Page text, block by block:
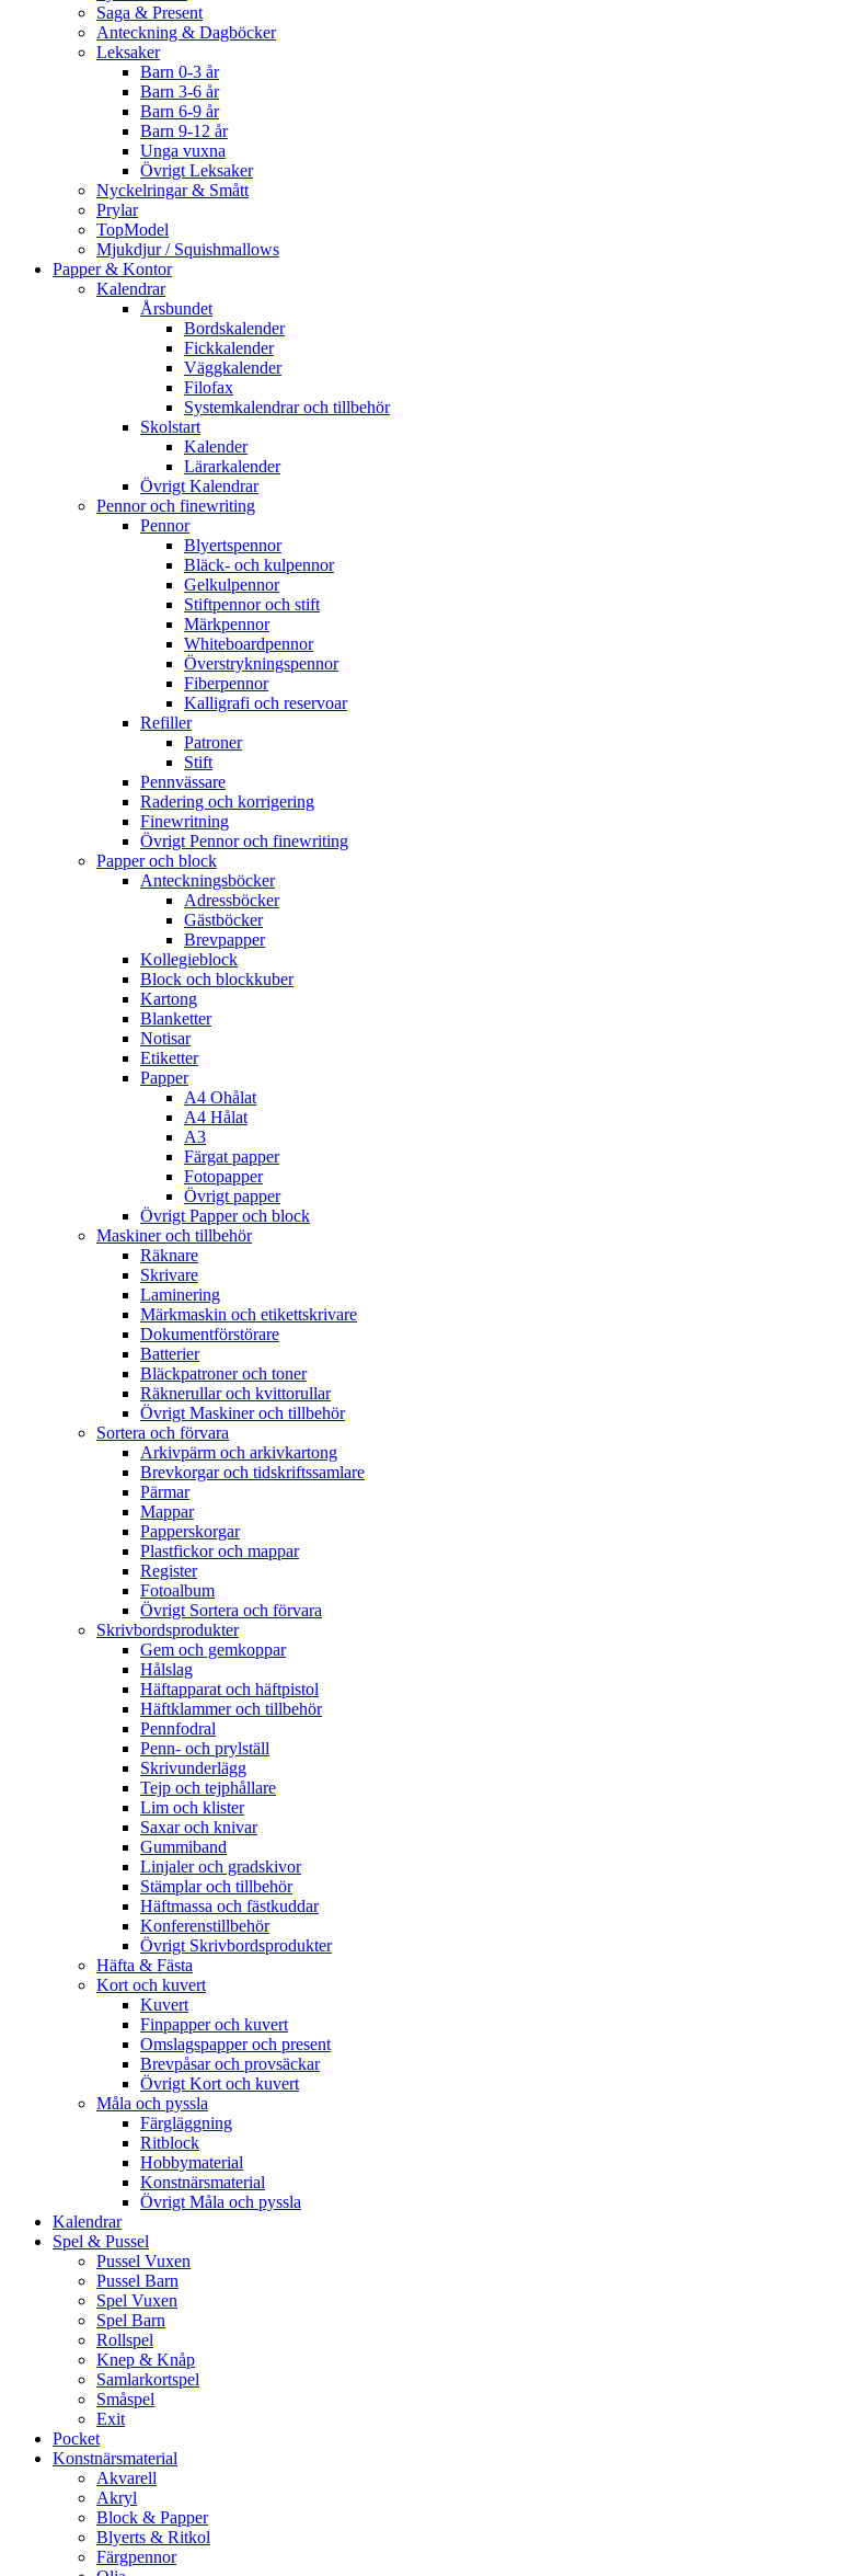
Saga & Present
Anteckning & Dagböcker
Leksaker
Barn 0-3 år
Barn 3-6 år
Barn 6-9 år
Barn 9-12 år
Unga vuxna
Övrigt Leksaker
Nyckelringar & Smått
Prylar
TopModel
Mjukdjur / Squishmallows
Papper & Kontor
Kalendrar
Årsbundet
Bordskalender
Fickkalender
Väggkalender
Filofax
Systemkalendrar och tillbehör
Skolstart
Kalender
Lärarkalender
Övrigt Kalendrar
Pennor och finewriting
Pennor
Blyertspennor
Bläck- och kulpennor
Gelkulpennor
Stiftpennor och stift
Märkpennor
Whiteboardpennor
Överstrykningspennor
Fiberpennor
Kalligrafi och reservoar
Refiller
Patroner
Stift
Pennvässare
Radering och korrigering
Finewritning
Övrigt Pennor och finewriting
Papper och block
Anteckningsböcker
Adressböcker
Gästböcker
Brevpapper
Kollegieblock
Block och blockkuber
Kartong
Blanketter
Notisar
Etiketter
Papper
A4 Ohålat
A4 Hålat
A3
Färgat papper
Fotopapper
Övrigt papper
Övrigt Papper och block
Maskiner och tillbehör
Räknare
Skrivare
Laminering
Märkmaskin och etikettskrivare
Dokumentförstörare
Batterier
Bläckpatroner och toner
Räknerullar och kvittorullar
Övrigt Maskiner och tillbehör
Sortera och förvara
Arkivpärm och arkivkartong
Brevkorgar och tidskriftssamlare
Pärmar
Mappar
Papperskorgar
Plastfickor och mappar
Register
Fotoalbum
Övrigt Sortera och förvara
Skrivbordsprodukter
Gem och gemkoppar
Hålslag
Häftapparat och häftpistol
Häftklammer och tillbehör
Pennfodral
Penn- och prylställ
Skrivunderlägg
Tejp och tejphållare
Lim och klister
Saxar och knivar
Gummiband
Linjaler och gradskivor
Stämplar och tillbehör
Häftmassa och fästkuddar
Konferenstillbehör
Övrigt Skrivbordsprodukter
Häfta & Fästa
Kort och kuvert
Kuvert
Finpapper och kuvert
Omslagspapper och present
Brevpåsar och provsäckar
Övrigt Kort och kuvert
Måla och pyssla
Färgläggning
Ritblock
Hobbymaterial
Konstnärsmaterial
Övrigt Måla och pyssla
Kalendrar
Spel & Pussel
Pussel Vuxen
Pussel Barn
Spel Vuxen
Spel Barn
Rollspel
Knep & Knåp
Samlarkortspel
Småspel
Exit
Pocket
Konstnärsmaterial
Akvarell
Akryl
Block & Papper
Blyerts & Ritkol
Färgpennor